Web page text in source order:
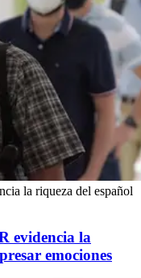
la riqueza del español
evidencia la
emociones